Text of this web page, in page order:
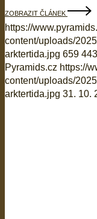
ZOBRAZIT ČLÁNEK
https://
content/uploads/
arktertida.jpg 659 443
Pyramids.cz https://
content/uploads/
arktertida.jpg 31. 10.